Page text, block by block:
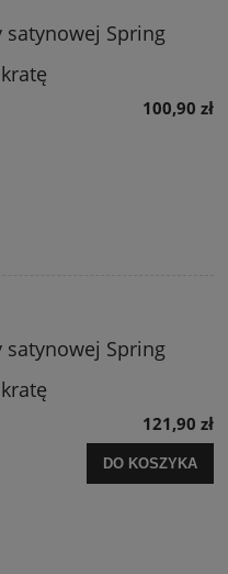
satynowej Spring
100,90 zł
satynowej Spring
121,90 zł
DO KOSZYKA